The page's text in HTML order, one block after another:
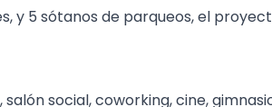
y 5 sótanos de parqueos, el
salón social, coworking, cine,